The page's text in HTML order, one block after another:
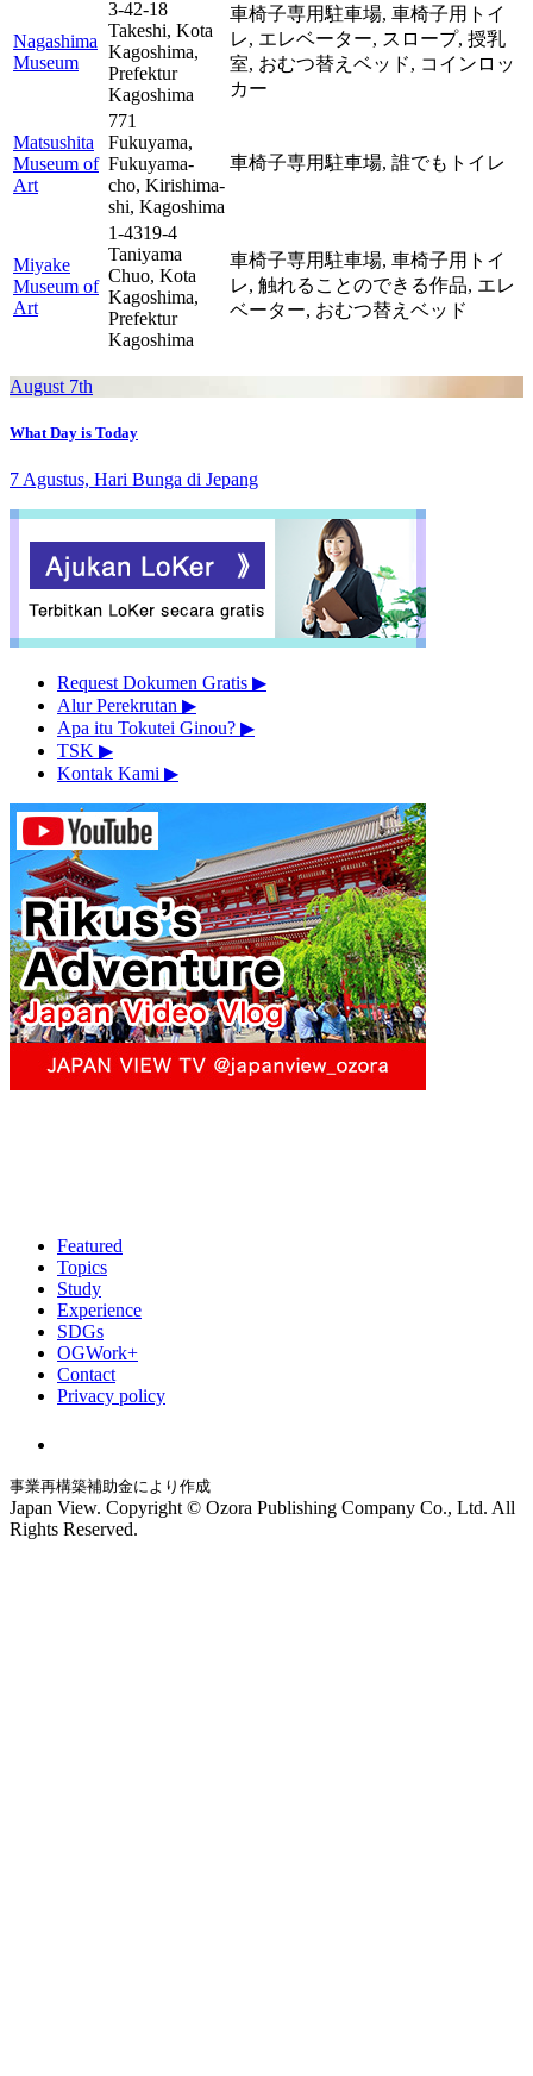
Nagashima
Museum
3-42-18
Takeshi, Kota
Kagoshima,
Prefektur
Kagoshima
車椅子専用駐車場, 車椅子用トイ
レ, エレベーター, スロープ, 授乳
室, おむつ替えベッド, コインロッ
カー
Matsushita
Museum of
Art
771
Fukuyama,
Fukuyama-
cho, Kirishima-
shi, Kagoshima
車椅子専用駐車場, 誰でもトイレ
Miyake
Museum of
Art
1-4319-4
Taniyama
Chuo, Kota
Kagoshima,
Prefektur
Kagoshima
車椅子専用駐車場, 車椅子用トイ
レ, 触れることのできる作品, エレ
ベーター, おむつ替えベッド
August 7th
What Day is Today
7 Agustus, Hari Bunga di Jepang
Request Dokumen Gratis ▶︎
Alur Perekrutan ▶︎
Apa itu Tokutei Ginou? ▶︎
TSK ▶︎
Kontak Kami ▶︎
Featured
Topics
Study
Experience
SDGs
OGWork+
Contact
Privacy policy
事業再構築補助金により作成
Japan View. Copyright © Ozora Publishing Company Co., Ltd. All
Rights Reserved.